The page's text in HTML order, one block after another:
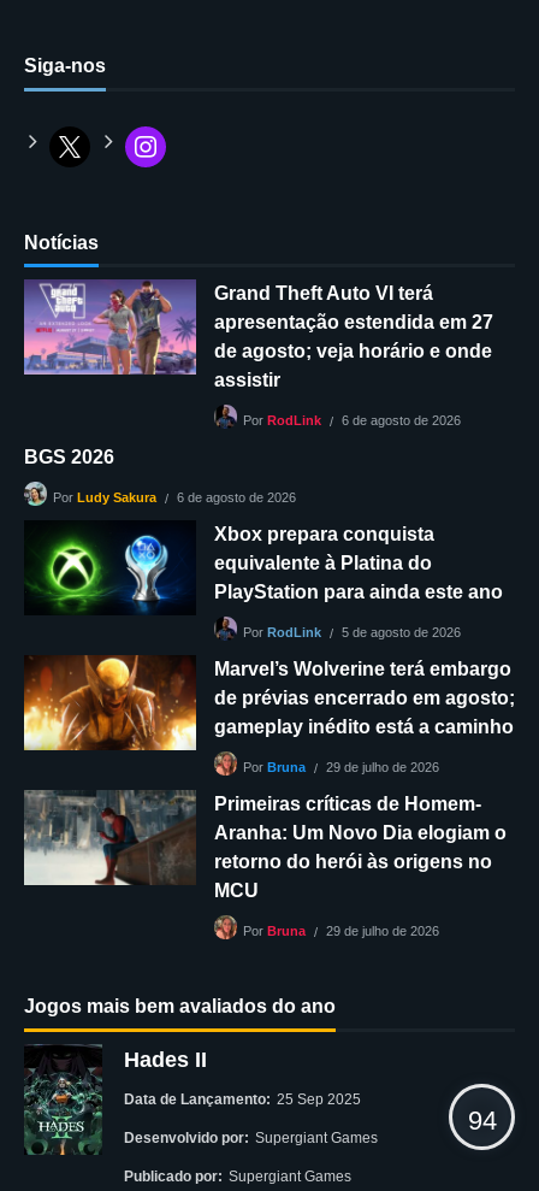
Siga-nos
Notícias
Grand Theft Auto VI terá
apresentação estendida em 27
de agosto; veja horário e onde
assistir
Por RodLink 6 de agosto de 2026
BGS 2026
Por Ludy Sakura 6 de agosto de 2026
Xbox prepara conquista
equivalente à Platina do
PlayStation para ainda este ano
Por RodLink 5 de agosto de 2026
Marvel’s Wolverine terá embargo
de prévias encerrado em agosto;
gameplay inédito está a caminho
Por Bruna 29 de julho de 2026
Primeiras críticas de Homem-
Aranha: Um Novo Dia elogiam o
retorno do herói às origens no
MCU
Por Bruna 29 de julho de 2026
Jogos mais bem avaliados do ano
Hades II
Data de Lançamento: 25 Sep 2025
Desenvolvido por: Supergiant Games
Publicado por: Supergiant Games
94